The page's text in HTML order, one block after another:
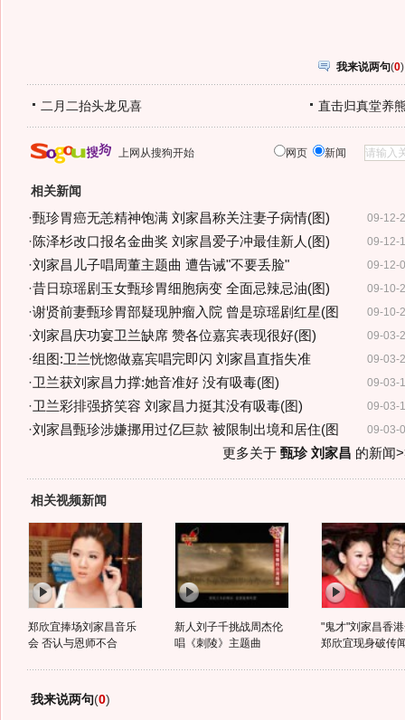
我来说两句(0)
二月二抬头龙见喜 直击归真堂养
上网从搜狗开始 网页 新闻
相关新闻
09-12-
·甄珍胃癌无恙精神饱满 刘家昌称关注妻子病情(图)
09-12-
·陈泽杉改口报名金曲奖 刘家昌爱子冲最佳新人(图)
09-12-
·刘家昌儿子唱周董主题曲 遭告诫"不要丢脸"
09-10-
·昔日琼瑶剧玉女甄珍胃细胞病变 全面忌辣忌油(图)
09-10-
·谢贤前妻甄珍胃部疑现肿瘤入院 曾是琼瑶剧红星(图
09-03-
·刘家昌庆功宴卫兰缺席 赞各位嘉宾表现很好(图)
09-03-
·组图:卫兰恍惚做嘉宾唱完即闪 刘家昌直指失准
09-03-
·卫兰获刘家昌力撑:她音准好 没有吸毒(图)
09-03-
·卫兰彩排强挤笑容 刘家昌力挺其没有吸毒(图)
09-03-
·刘家昌甄珍涉嫌挪用过亿巨款 被限制出境和居住(图
更多关于 甄珍 刘家昌 的新闻
相关视频新闻
郑欣宜捧场刘家昌音乐
会 否认与恩师不合
新人刘子千挑战周杰伦
唱《刺陵》主题曲
"鬼才"刘家昌香
郑欣宜现身破传
我来说两句(0)